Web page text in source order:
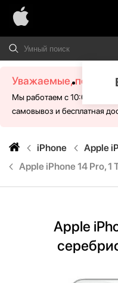
Уважаемые,
Мы работаем с 10:00 - 21:00
самовывоз и бесплатная
iPhone
Apple
Apple iPhone 14 Pro, 1
Apple